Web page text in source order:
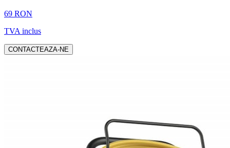
69 RON
TVA inclus
CONTACTEAZA-NE